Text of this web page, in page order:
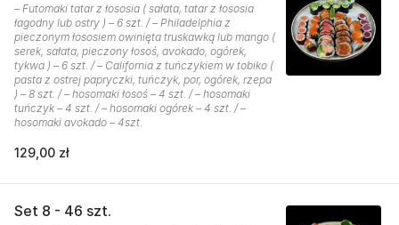
– Futomaki tatar z łososia ( sałata, tatar z łososia
łagodny lub ostry ) – 6 szt. / – Philadelphia z
pieczonym łososiem owinięta truskawką lub mango (
serek, sałata, pieczony łosoś, avokado, ogórek,
tykwa ) – 6 szt. / – California z tuńczykiem w tobiko (
pasta z ostrej papryczki, tuńczyk, por, ogórek, rzepa
) – 8 szt. / – hosomaki łosoś – 4 szt. / – hosomaki
tuńczyk – 4 szt. / – hosomaki ogórek – 4 szt. / –
hosomaki avokado – 4szt.
129,00 zł
Set 8 - 46 szt.